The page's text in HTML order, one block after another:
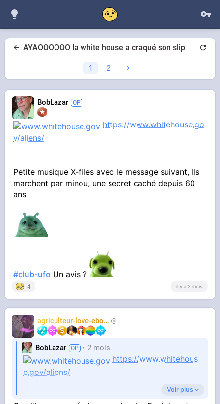
AYAOOOOOO la white house a craqué son slip
1 2
BobLazar
https://www.whitehouse.go
v/aliens/
Petite musique X-files avec le message suivant, Ils
marchent par minou, une secret caché depuis 60
ans
#club-ufo Un avis ?
4 il y a 2 mois
agriculteur-love-ebony
BobLazar 2 mois
https://www.whitehous
e.gov/aliens/
Voir plus